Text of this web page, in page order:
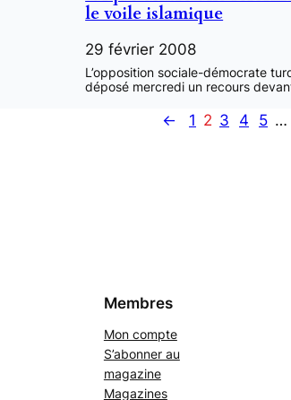
le voile islamique
29 février 2008
L’opposition sociale-démocrate
déposé mercredi un recours
← 1 2 3 4 5 …
Membres
Mon compte
S’abonner au
magazine
Magazines